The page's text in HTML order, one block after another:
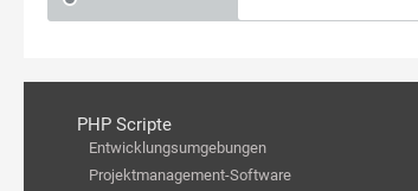
PHP Scripte
Entwicklungsumgebungen
Projektmanagement-Software